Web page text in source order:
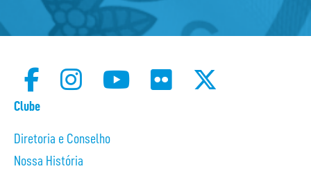
Clube
Diretoria e Conselho
Nossa História